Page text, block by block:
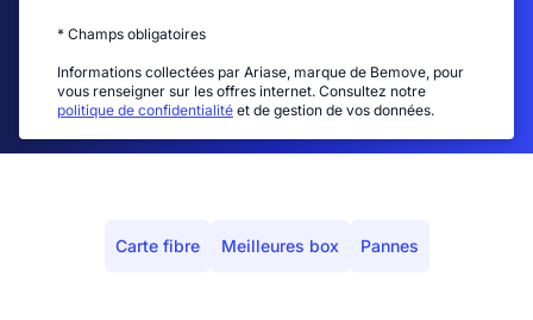
* Champs obligatoires
Informations collectées par Ariase, marque de Bemove, pour
vous renseigner sur les offres internet. Consultez notre
politique de confidentialité et de gestion de vos données.
Carte fibre Meilleures box Pannes